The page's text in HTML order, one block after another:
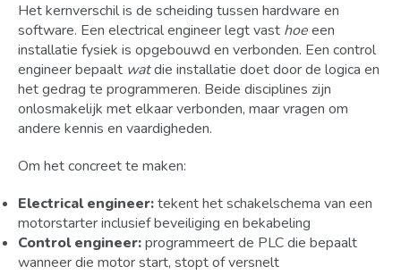
Het kernverschil is de scheiding tussen hardware en
software. Een electrical engineer legt vast hoeeen
installatie fysiek is opgebouwd en verbonden. Een control
engineer bepaalt watdie installatie doet door de logica en
het gedrag te programmeren. Beide disciplines zijn
onlosmakelijk met elkaar verbonden, maar vragen om
andere kennis en vaardigheden.
Om het concreet te maken:
Electrical engineer:tekent het schakelschema van een
motorstarter inclusief beveiliging en bekabeling
Control engineer:programmeert de PLC die bepaalt
wanneer die motor start, stopt of versnelt